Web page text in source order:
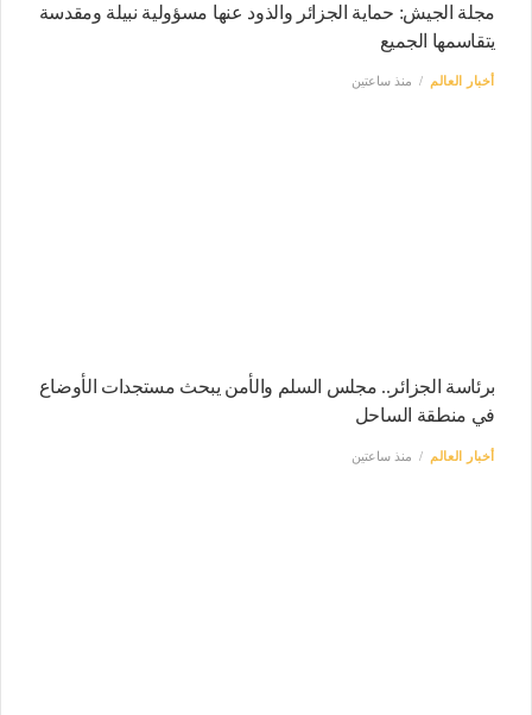
مجلة الجيش: حماية الجزائر والذود عنها مسؤولية نبيلة ومقدسة
يتقاسمها الجميع
أخبار العالم منذ ساعتين
برئاسة الجزائر.. مجلس السلم والأمن يبحث مستجدات الأوضاع
في منطقة الساحل
أخبار العالم منذ ساعتين